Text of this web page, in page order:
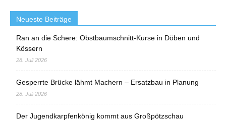
Neueste Beiträge
Ran an die Schere: Obstbaumschnitt-Kurse in Döben und
Kössern
28. Juli 2026
Gesperrte Brücke lähmt Machern – Ersatzbau in Planung
28. Juli 2026
Der Jugendkarpfenkönig kommt aus Großpötzschau